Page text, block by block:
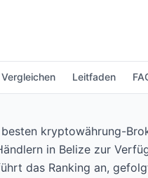
Vergleichen Leitfaden
kryptowährung-
in Belize zur
das Ranking an,